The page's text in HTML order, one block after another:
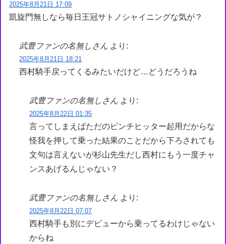
2025年8月21日 17:09
凱旋門無しなら毎日王冠サトノシャイニングな気が？
武豊ファンの名無しさん より:
2025年8月21日 18:21
西村騎手戻ってくるみたいだけど…どうだろうね
武豊ファンの名無しさん より:
2025年8月22日 01:35
言ってしまえばただのピンチヒッター起用だからな
怪我を押して乗った結果のことだから下ろされても
文句は言えないが杉山先生だし西村にもう一度チャ
ンスあげるんじゃない？
武豊ファンの名無しさん より:
2025年8月22日 07:07
西村騎手も別にデビューから乗ってるわけじゃない
からね